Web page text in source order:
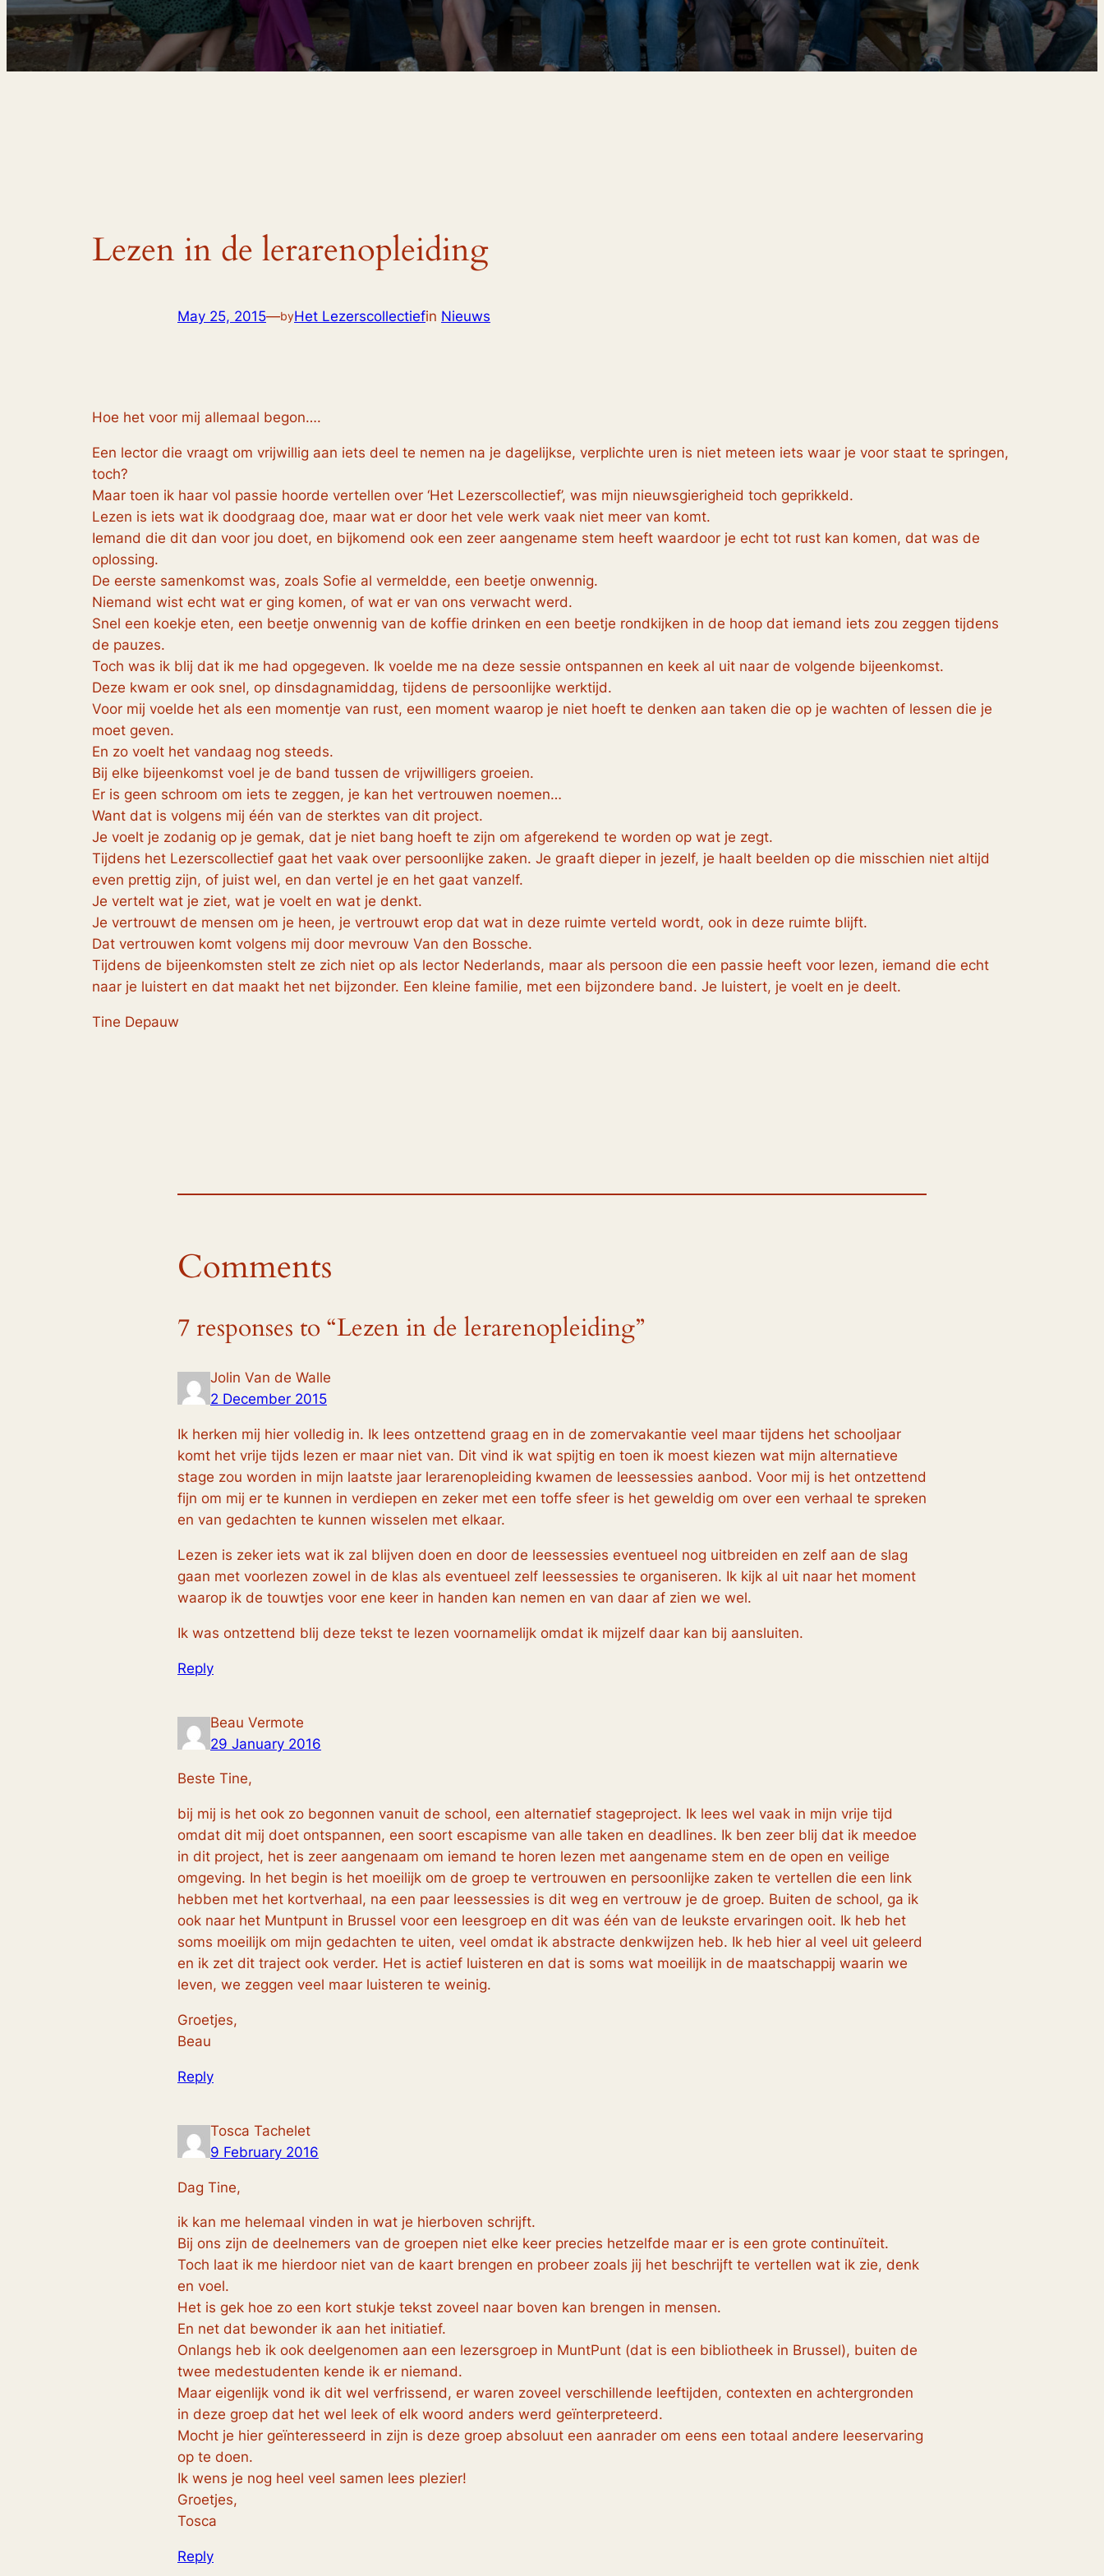
Lezen in de lerarenopleiding
May 25, 2015—byHet Lezerscollectiefin Nieuws
Hoe het voor mij allemaal begon….
Een lector die vraagt om vrijwillig aan iets deel te nemen na je dagelijkse, verplichte uren is niet meteen iets waar je voor staat te springen,
toch?
Maar toen ik haar vol passie hoorde vertellen over ‘Het Lezerscollectief’, was mijn nieuwsgierigheid toch geprikkeld.
Lezen is iets wat ik doodgraag doe, maar wat er door het vele werk vaak niet meer van komt.
Iemand die dit dan voor jou doet, en bijkomend ook een zeer aangename stem heeft waardoor je echt tot rust kan komen, dat was de
oplossing.
De eerste samenkomst was, zoals Sofie al vermeldde, een beetje onwennig.
Niemand wist echt wat er ging komen, of wat er van ons verwacht werd.
Snel een koekje eten, een beetje onwennig van de koffie drinken en een beetje rondkijken in de hoop dat iemand iets zou zeggen tijdens
de pauzes.
Toch was ik blij dat ik me had opgegeven. Ik voelde me na deze sessie ontspannen en keek al uit naar de volgende bijeenkomst.
Deze kwam er ook snel, op dinsdagnamiddag, tijdens de persoonlijke werktijd.
Voor mij voelde het als een momentje van rust, een moment waarop je niet hoeft te denken aan taken die op je wachten of lessen die je
moet geven.
En zo voelt het vandaag nog steeds.
Bij elke bijeenkomst voel je de band tussen de vrijwilligers groeien.
Er is geen schroom om iets te zeggen, je kan het vertrouwen noemen…
Want dat is volgens mij één van de sterktes van dit project.
Je voelt je zodanig op je gemak, dat je niet bang hoeft te zijn om afgerekend te worden op wat je zegt.
Tijdens het Lezerscollectief gaat het vaak over persoonlijke zaken. Je graaft dieper in jezelf, je haalt beelden op die misschien niet altijd
even prettig zijn, of juist wel, en dan vertel je en het gaat vanzelf.
Je vertelt wat je ziet, wat je voelt en wat je denkt.
Je vertrouwt de mensen om je heen, je vertrouwt erop dat wat in deze ruimte verteld wordt, ook in deze ruimte blijft.
Dat vertrouwen komt volgens mij door mevrouw Van den Bossche.
Tijdens de bijeenkomsten stelt ze zich niet op als lector Nederlands, maar als persoon die een passie heeft voor lezen, iemand die echt
naar je luistert en dat maakt het net bijzonder. Een kleine familie, met een bijzondere band. Je luistert, je voelt en je deelt.
Tine Depauw
Comments
7 responses to “Lezen in de lerarenopleiding”
Jolin Van de Walle
2 December 2015
Ik herken mij hier volledig in. Ik lees ontzettend graag en in de zomervakantie veel maar tijdens het schooljaar
komt het vrije tijds lezen er maar niet van. Dit vind ik wat spijtig en toen ik moest kiezen wat mijn alternatieve
stage zou worden in mijn laatste jaar lerarenopleiding kwamen de leessessies aanbod. Voor mij is het ontzettend
fijn om mij er te kunnen in verdiepen en zeker met een toffe sfeer is het geweldig om over een verhaal te spreken
en van gedachten te kunnen wisselen met elkaar.
Lezen is zeker iets wat ik zal blijven doen en door de leessessies eventueel nog uitbreiden en zelf aan de slag
gaan met voorlezen zowel in de klas als eventueel zelf leessessies te organiseren. Ik kijk al uit naar het moment
waarop ik de touwtjes voor ene keer in handen kan nemen en van daar af zien we wel.
Ik was ontzettend blij deze tekst te lezen voornamelijk omdat ik mijzelf daar kan bij aansluiten.
Reply
Beau Vermote
29 January 2016
Beste Tine,
bij mij is het ook zo begonnen vanuit de school, een alternatief stageproject. Ik lees wel vaak in mijn vrije tijd
omdat dit mij doet ontspannen, een soort escapisme van alle taken en deadlines. Ik ben zeer blij dat ik meedoe
in dit project, het is zeer aangenaam om iemand te horen lezen met aangename stem en de open en veilige
omgeving. In het begin is het moeilijk om de groep te vertrouwen en persoonlijke zaken te vertellen die een link
hebben met het kortverhaal, na een paar leessessies is dit weg en vertrouw je de groep. Buiten de school, ga ik
ook naar het Muntpunt in Brussel voor een leesgroep en dit was één van de leukste ervaringen ooit. Ik heb het
soms moeilijk om mijn gedachten te uiten, veel omdat ik abstracte denkwijzen heb. Ik heb hier al veel uit geleerd
en ik zet dit traject ook verder. Het is actief luisteren en dat is soms wat moeilijk in de maatschappij waarin we
leven, we zeggen veel maar luisteren te weinig.
Groetjes,
Beau
Reply
Tosca Tachelet
9 February 2016
Dag Tine,
ik kan me helemaal vinden in wat je hierboven schrijft.
Bij ons zijn de deelnemers van de groepen niet elke keer precies hetzelfde maar er is een grote continuïteit.
Toch laat ik me hierdoor niet van de kaart brengen en probeer zoals jij het beschrijft te vertellen wat ik zie, denk
en voel.
Het is gek hoe zo een kort stukje tekst zoveel naar boven kan brengen in mensen.
En net dat bewonder ik aan het initiatief.
Onlangs heb ik ook deelgenomen aan een lezersgroep in MuntPunt (dat is een bibliotheek in Brussel), buiten de
twee medestudenten kende ik er niemand.
Maar eigenlijk vond ik dit wel verfrissend, er waren zoveel verschillende leeftijden, contexten en achtergronden
in deze groep dat het wel leek of elk woord anders werd geïnterpreteerd.
Mocht je hier geïnteresseerd in zijn is deze groep absoluut een aanrader om eens een totaal andere leeservaring
op te doen.
Ik wens je nog heel veel samen lees plezier!
Groetjes,
Tosca
Reply